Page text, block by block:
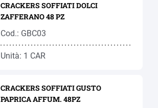
CRACKERS SOFFIATI DOLCI
ZAFFERANO 48 PZ
Cod.: GBC03
Unità: 1 CAR
CRACKERS SOFFIATI GUSTO
PAPRICA AFFUM. 48PZ